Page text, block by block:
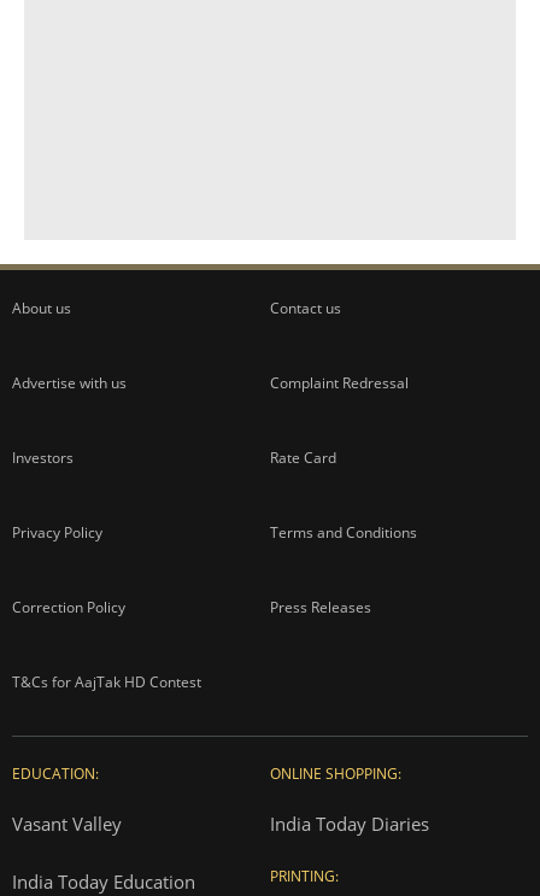
About us Contact us
Advertise with us Complaint Redressal
Investors Rate Card
Privacy Policy Terms and Conditions
Correction Policy Press Releases
T&Cs for AajTak HD Contest
EDUCATION:
Vasant Valley
India Today Education
ONLINE SHOPPING:
India Today Diaries
PRINTING: